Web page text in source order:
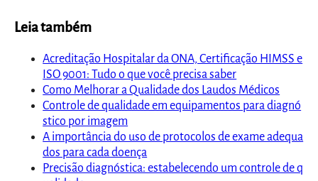
Leia também
Acreditação Hospitalar da ONA, Certificação HIMSS e
ISO 9001: Tudo o que você precisa saber
Como Melhorar a Qualidade dos Laudos Médicos
Controle de qualidade em equipamentos para diagnó
stico por imagem
A importância do uso de protocolos de exame adequa
dos para cada doença
Precisão diagnóstica: estabelecendo um controle de q